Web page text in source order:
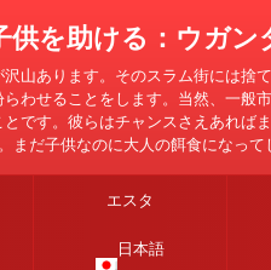
供を助ける：ウガ
山あります。そのスラム街には
わせることをします。当然、一
です。彼らはチャンスさえあれ
まだ子供なのに大人の餌食になっ
エスタ
日本語